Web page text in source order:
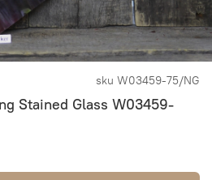
sku W03459-75/NG
Stained Glass W03459-